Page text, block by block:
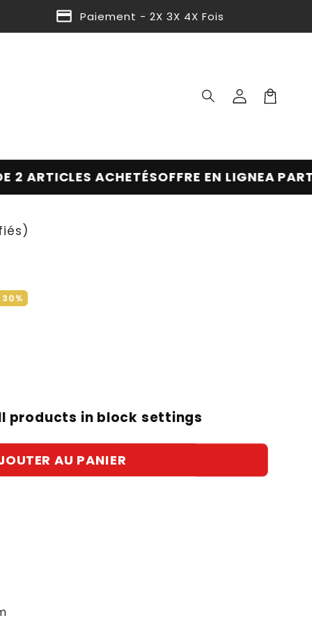
Paiement - 2X 3X 4X Fois
ConnexionPanier
ACHETÉSOFFRE EN LIGNEA PARTIR
30%
products in block settings
AU PANIER